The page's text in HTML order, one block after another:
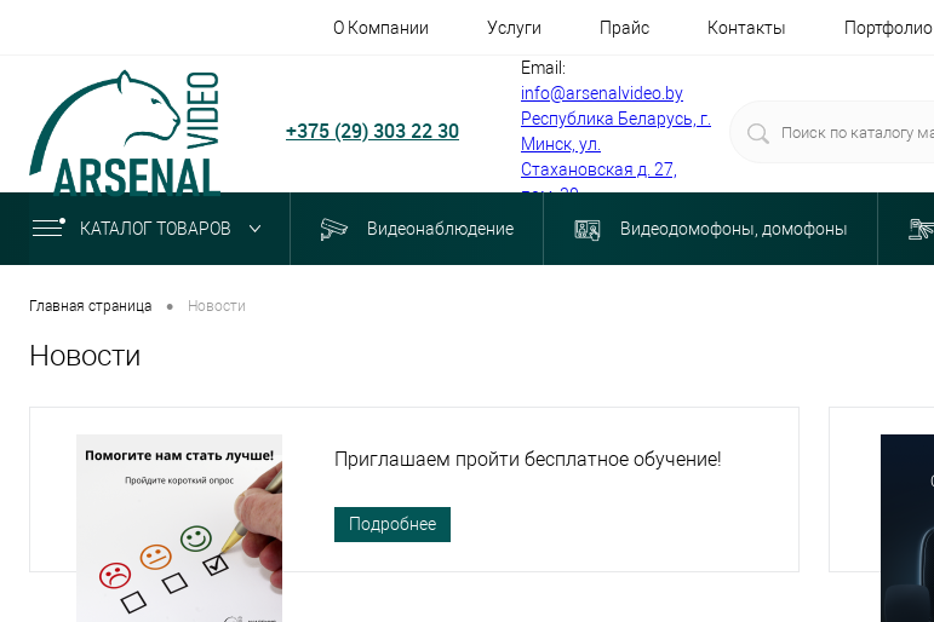
О Компании Услуги Прайс Контакты Портфолио
+375 (29) 303 22 30
Email:
info@arsenalvideo.by
Республика Беларусь, г.
Минск, ул.
Стахановская д. 27,
пом. 30
КАТАЛОГ ТОВАРОВ Видеонаблюдение Видеодомофоны, домофоны
Главная страница • Новости
Новости
Приглашаем пройти бесплатное обучение!
Подробнее